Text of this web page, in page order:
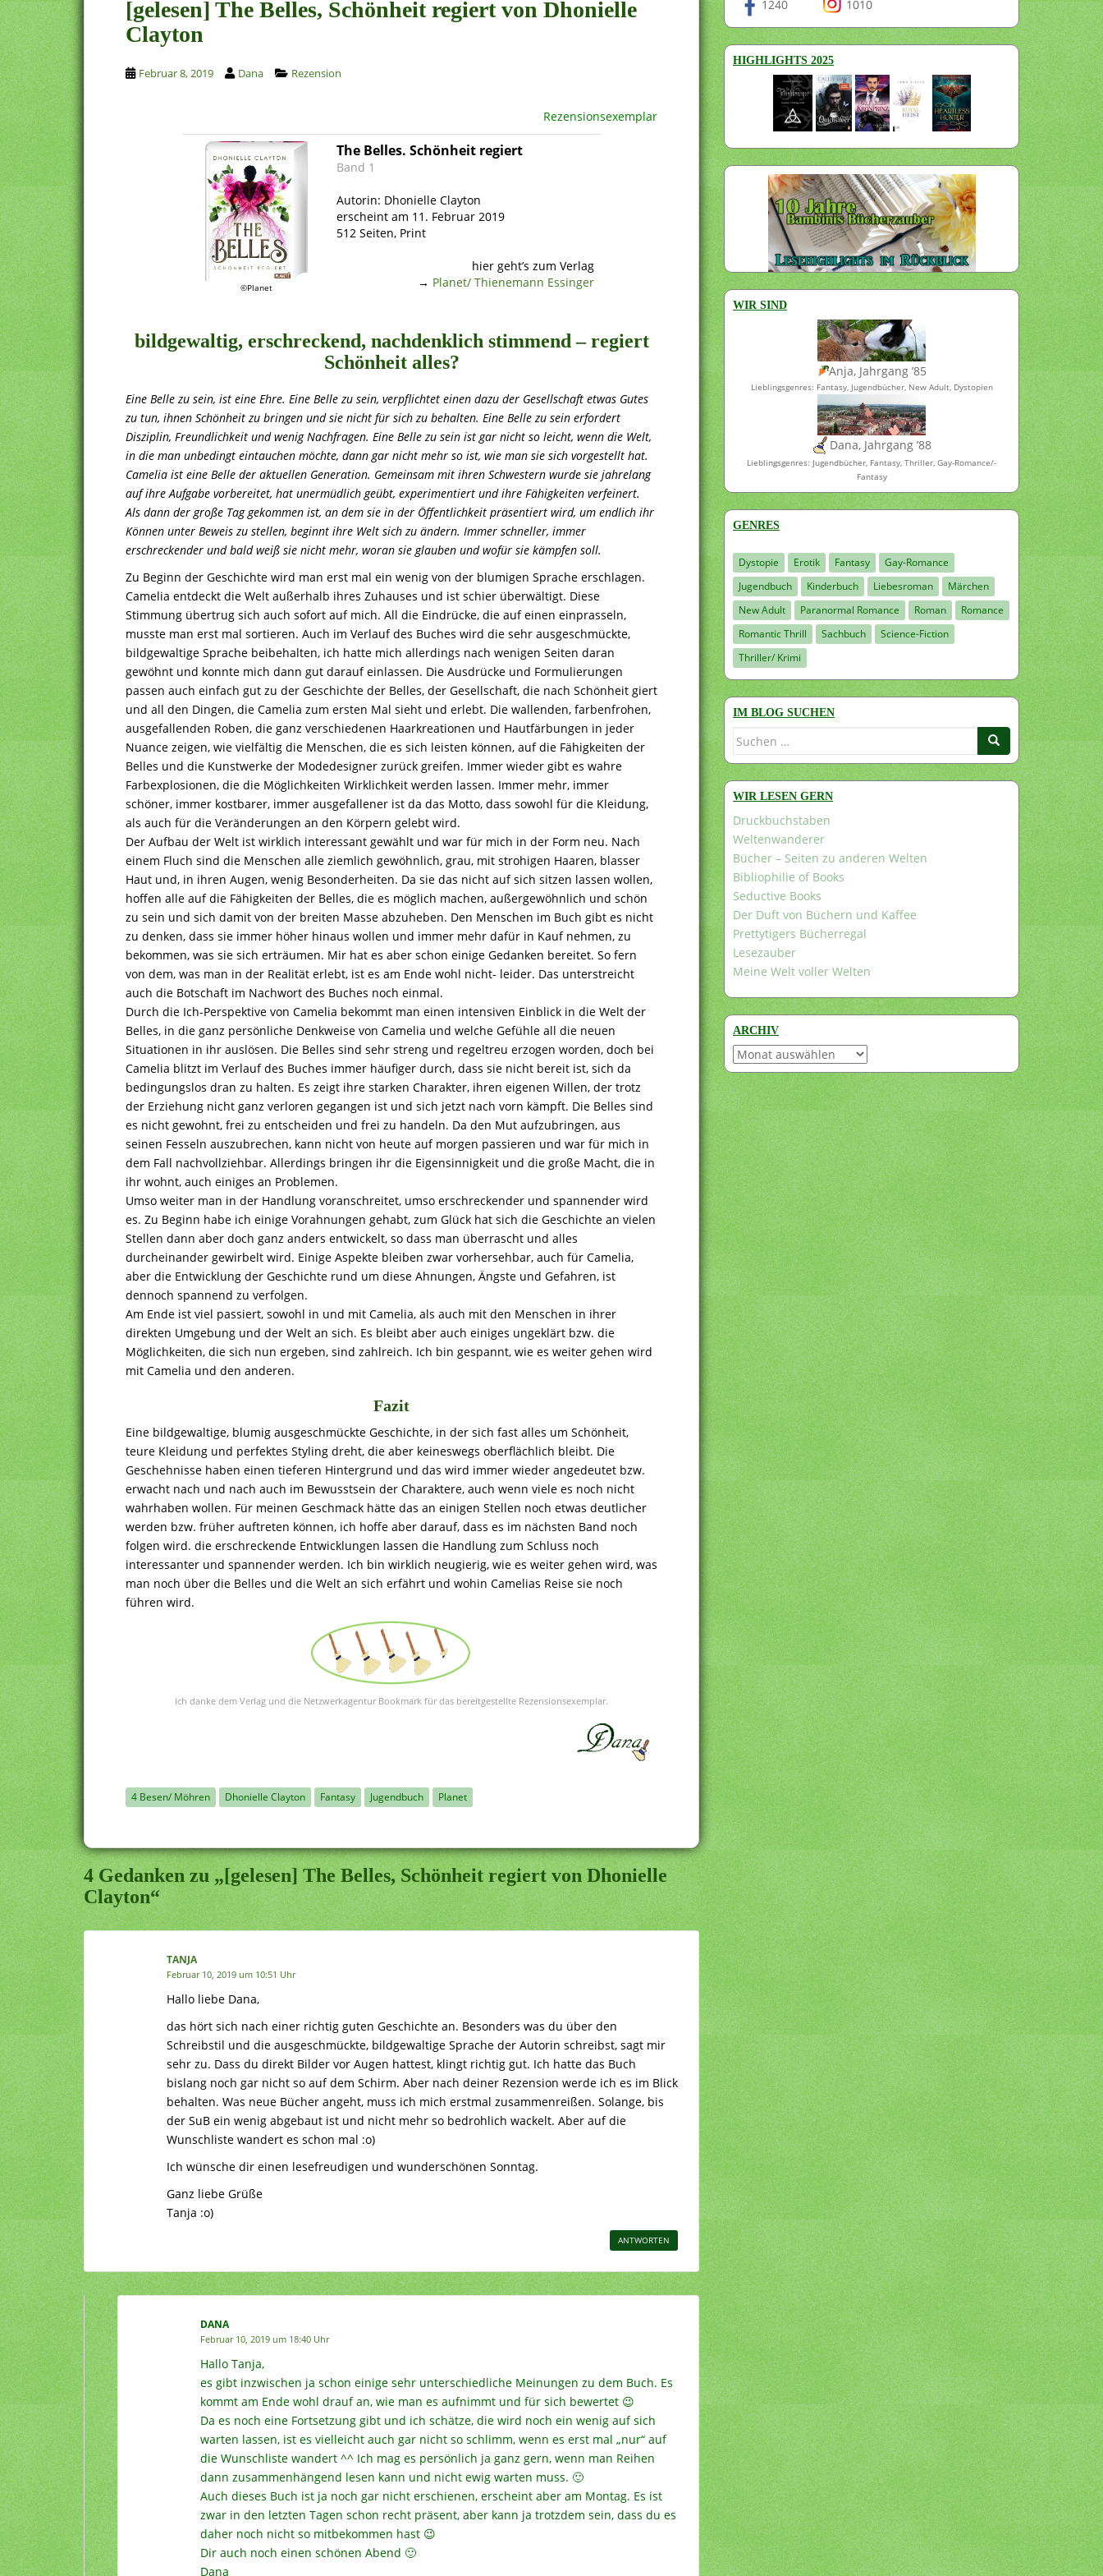
[gelesen] The Belles, Schönheit regiert von Dhonielle
Clayton
Februar 8, 2019 Dana Rezension
Rezensionsexemplar
©Planet
The Belles. Schönheit regiert
Band 1
Autorin: Dhonielle Clayton
erscheint am 11. Februar 2019
512 Seiten, Print
hier geht’s zum Verlag
→ Planet/ Thienemann Essinger
bildgewaltig, erschreckend, nachdenklich stimmend – regiert
Schönheit alles?
Eine Belle zu sein, ist eine Ehre. Eine Belle zu sein, verpflichtet einen dazu der Gesellschaft etwas Gutes
zu tun, ihnen Schönheit zu bringen und sie nicht für sich zu behalten. Eine Belle zu sein erfordert
Disziplin, Freundlichkeit und wenig Nachfragen. Eine Belle zu sein ist gar nicht so leicht, wenn die Welt,
in die man unbedingt eintauchen möchte, dann gar nicht mehr so ist, wie man sie sich vorgestellt hat.
Camelia ist eine Belle der aktuellen Generation. Gemeinsam mit ihren Schwestern wurde sie jahrelang
auf ihre Aufgabe vorbereitet, hat unermüdlich geübt, experimentiert und ihre Fähigkeiten verfeinert.
Als dann der große Tag gekommen ist, an dem sie in der Öffentlichkeit präsentiert wird, um endlich ihr
Können unter Beweis zu stellen, beginnt ihre Welt sich zu ändern. Immer schneller, immer
erschreckender und bald weiß sie nicht mehr, woran sie glauben und wofür sie kämpfen soll.
Zu Beginn der Geschichte wird man erst mal ein wenig von der blumigen Sprache erschlagen.
Camelia entdeckt die Welt außerhalb ihres Zuhauses und ist schier überwältigt. Diese
Stimmung übertrug sich auch sofort auf mich. All die Eindrücke, die auf einen einprasseln,
musste man erst mal sortieren. Auch im Verlauf des Buches wird die sehr ausgeschmückte,
bildgewaltige Sprache beibehalten, ich hatte mich allerdings nach wenigen Seiten daran
gewöhnt und konnte mich dann gut darauf einlassen. Die Ausdrücke und Formulierungen
passen auch einfach gut zu der Geschichte der Belles, der Gesellschaft, die nach Schönheit giert
und all den Dingen, die Camelia zum ersten Mal sieht und erlebt. Die wallenden, farbenfrohen,
ausgefallenden Roben, die ganz verschiedenen Haarkreationen und Hautfärbungen in jeder
Nuance zeigen, wie vielfältig die Menschen, die es sich leisten können, auf die Fähigkeiten der
Belles und die Kunstwerke der Modedesigner zurück greifen. Immer wieder gibt es wahre
Farbexplosionen, die die Möglichkeiten Wirklichkeit werden lassen. Immer mehr, immer
schöner, immer kostbarer, immer ausgefallener ist da das Motto, dass sowohl für die Kleidung,
als auch für die Veränderungen an den Körpern gelebt wird.
Der Aufbau der Welt ist wirklich interessant gewählt und war für mich in der Form neu. Nach
einem Fluch sind die Menschen alle ziemlich gewöhnlich, grau, mit strohigen Haaren, blasser
Haut und, in ihren Augen, wenig Besonderheiten. Da sie das nicht auf sich sitzen lassen wollen,
hoffen alle auf die Fähigkeiten der Belles, die es möglich machen, außergewöhnlich und schön
zu sein und sich damit von der breiten Masse abzuheben. Den Menschen im Buch gibt es nicht
zu denken, dass sie immer höher hinaus wollen und immer mehr dafür in Kauf nehmen, zu
bekommen, was sie sich erträumen. Mir hat es aber schon einige Gedanken bereitet. So fern
von dem, was man in der Realität erlebt, ist es am Ende wohl nicht- leider. Das unterstreicht
auch die Botschaft im Nachwort des Buches noch einmal.
Durch die Ich-Perspektive von Camelia bekommt man einen intensiven Einblick in die Welt der
Belles, in die ganz persönliche Denkweise von Camelia und welche Gefühle all die neuen
Situationen in ihr auslösen. Die Belles sind sehr streng und regeltreu erzogen worden, doch bei
Camelia blitzt im Verlauf des Buches immer häufiger durch, dass sie nicht bereit ist, sich da
bedingungslos dran zu halten. Es zeigt ihre starken Charakter, ihren eigenen Willen, der trotz
der Erziehung nicht ganz verloren gegangen ist und sich jetzt nach vorn kämpft. Die Belles sind
es nicht gewohnt, frei zu entscheiden und frei zu handeln. Da den Mut aufzubringen, aus
seinen Fesseln auszubrechen, kann nicht von heute auf morgen passieren und war für mich in
dem Fall nachvollziehbar. Allerdings bringen ihr die Eigensinnigkeit und die große Macht, die in
ihr wohnt, auch einiges an Problemen.
Umso weiter man in der Handlung voranschreitet, umso erschreckender und spannender wird
es. Zu Beginn habe ich einige Vorahnungen gehabt, zum Glück hat sich die Geschichte an vielen
Stellen dann aber doch ganz anders entwickelt, so dass man überrascht und alles
durcheinander gewirbelt wird. Einige Aspekte bleiben zwar vorhersehbar, auch für Camelia,
aber die Entwicklung der Geschichte rund um diese Ahnungen, Ängste und Gefahren, ist
dennoch spannend zu verfolgen.
Am Ende ist viel passiert, sowohl in und mit Camelia, als auch mit den Menschen in ihrer
direkten Umgebung und der Welt an sich. Es bleibt aber auch einiges ungeklärt bzw. die
Möglichkeiten, die sich nun ergeben, sind zahlreich. Ich bin gespannt, wie es weiter gehen wird
mit Camelia und den anderen.
Fazit
Eine bildgewaltige, blumig ausgeschmückte Geschichte, in der sich fast alles um Schönheit,
teure Kleidung und perfektes Styling dreht, die aber keineswegs oberflächlich bleibt. Die
Geschehnisse haben einen tieferen Hintergrund und das wird immer wieder angedeutet bzw.
erwacht nach und nach auch im Bewusstsein der Charaktere, auch wenn viele es noch nicht
wahrhaben wollen. Für meinen Geschmack hätte das an einigen Stellen noch etwas deutlicher
werden bzw. früher auftreten können, ich hoffe aber darauf, dass es im nächsten Band noch
folgen wird. die erschreckende Entwicklungen lassen die Handlung zum Schluss noch
interessanter und spannender werden. Ich bin wirklich neugierig, wie es weiter gehen wird, was
man noch über die Belles und die Welt an sich erfährt und wohin Camelias Reise sie noch
führen wird.
Ich danke dem Verlag und die Netzwerkagentur Bookmark für das bereitgestellte Rezensionsexemplar.
4 Besen/ Möhren Dhonielle Clayton Fantasy Jugendbuch Planet
4 Gedanken zu „[gelesen] The Belles, Schönheit regiert von Dhonielle
Clayton“
TANJA
Februar 10, 2019 um 10:51 Uhr
Hallo liebe Dana,
das hört sich nach einer richtig guten Geschichte an. Besonders was du über den
Schreibstil und die ausgeschmückte, bildgewaltige Sprache der Autorin schreibst, sagt mir
sehr zu. Dass du direkt Bilder vor Augen hattest, klingt richtig gut. Ich hatte das Buch
bislang noch gar nicht so auf dem Schirm. Aber nach deiner Rezension werde ich es im Blick
behalten. Was neue Bücher angeht, muss ich mich erstmal zusammenreißen. Solange, bis
der SuB ein wenig abgebaut ist und nicht mehr so bedrohlich wackelt. Aber auf die
Wunschliste wandert es schon mal :o)
Ich wünsche dir einen lesefreudigen und wunderschönen Sonntag.
Ganz liebe Grüße
Tanja :o)
ANTWORTEN
DANA
Februar 10, 2019 um 18:40 Uhr
Hallo Tanja,
es gibt inzwischen ja schon einige sehr unterschiedliche Meinungen zu dem Buch. Es
kommt am Ende wohl drauf an, wie man es aufnimmt und für sich bewertet 😉
Da es noch eine Fortsetzung gibt und ich schätze, die wird noch ein wenig auf sich
warten lassen, ist es vielleicht auch gar nicht so schlimm, wenn es erst mal „nur“ auf
die Wunschliste wandert ^^ Ich mag es persönlich ja ganz gern, wenn man Reihen
dann zusammenhängend lesen kann und nicht ewig warten muss. 🙂
Auch dieses Buch ist ja noch gar nicht erschienen, erscheint aber am Montag. Es ist
zwar in den letzten Tagen schon recht präsent, aber kann ja trotzdem sein, dass du es
daher noch nicht so mitbekommen hast 😉
Dir auch noch einen schönen Abend 🙂
Dana
1240 1010
HIGHLIGHTS 2025
WIR SIND
Anja, Jahrgang ’85
Lieblingsgenres: Fantasy, Jugendbücher, New Adult, Dystopien
Dana, Jahrgang ’88
Lieblingsgenres: Jugendbücher, Fantasy, Thriller, Gay-Romance/-
Fantasy
GENRES
Dystopie Erotik Fantasy
Gay-Romance
Jugendbuch
Kinderbuch Liebesroman
Märchen
New Adult
Paranormal Romance Roman
Romance
Romantic Thrill
Sachbuch
Science-Fiction
Thriller/ Krimi
IM BLOG SUCHEN
Suchen
WIR LESEN GERN
Druckbuchstaben
Weltenwanderer
Bücher – Seiten zu anderen Welten
Bibliophilie of Books
Seductive Books
Der Duft von Büchern und Kaffee
Prettytigers Bücherregal
Lesezauber
Meine Welt voller Welten
ARCHIV
Archiv